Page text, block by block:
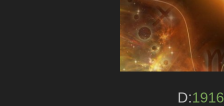
D:1916